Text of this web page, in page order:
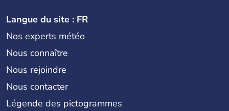
Langue du site : FR
Nos experts météo
Nous connaître
Nous rejoindre
Nous contacter
Légende des pictogrammes